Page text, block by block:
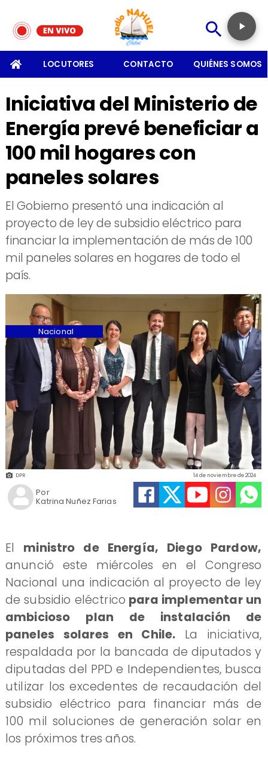
LOCUTORES CONTACTO QUIÉNES SOMOS
Iniciativa del Ministerio de
Energía prevé beneficiar a
100 mil hogares con
paneles solares
​El Gobierno presentó una indicación al
proyecto de ley de subsidio eléctrico para
financiar la implementación de más de 100
mil paneles solares en hogares de todo el
país.
DPR
Katrina Nuñez Farias
14 de noviembre de 2024
Nacional
Por
​El ministro de Energía, Diego Pardow,
anunció este miércoles en el Congreso
Nacional una indicación al proyecto de ley
de subsidio eléctrico para implementar un
ambicioso plan de instalación de
paneles solares en Chile. La iniciativa,
respaldada por la bancada de diputados y
diputadas del PPD e Independientes, busca
utilizar los excedentes de recaudación del
subsidio eléctrico para financiar más de
100 mil soluciones de generación solar en
los próximos tres años.